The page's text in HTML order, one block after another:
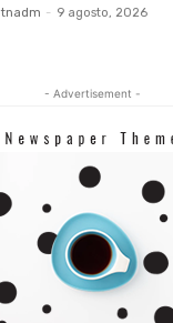
tnadm - 9 agosto, 2026
- Advertisement -